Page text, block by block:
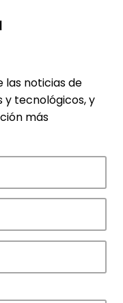
impulsan la
APTE.
las noticias de
y tecnológicos, y
más